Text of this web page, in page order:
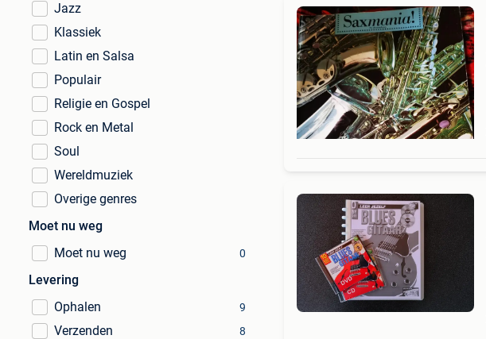
Jazz
Klassiek
Latin en Salsa
Populair
Religie en Gospel
Rock en Metal
Soul
Wereldmuziek
Overige genres
Moet nu weg
Moet nu weg
0
Levering
Ophalen
9
Verzenden 8